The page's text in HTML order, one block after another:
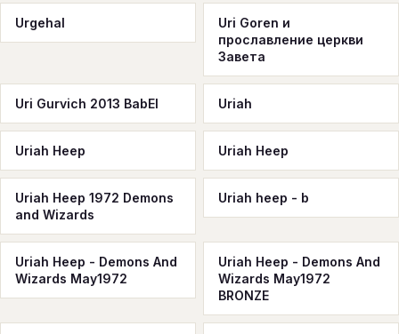
Urgehal
Uri Goren и
прославление церкви
Завета
Uri Gurvich 2013 BabEl Uriah
Uriah Heep Uriah Heep
Uriah Heep 1972 Demons
and Wizards
Uriah heep - b
Uriah Heep - Demons And
Wizards May1972
Uriah Heep - Demons And
Wizards May1972
BRONZE